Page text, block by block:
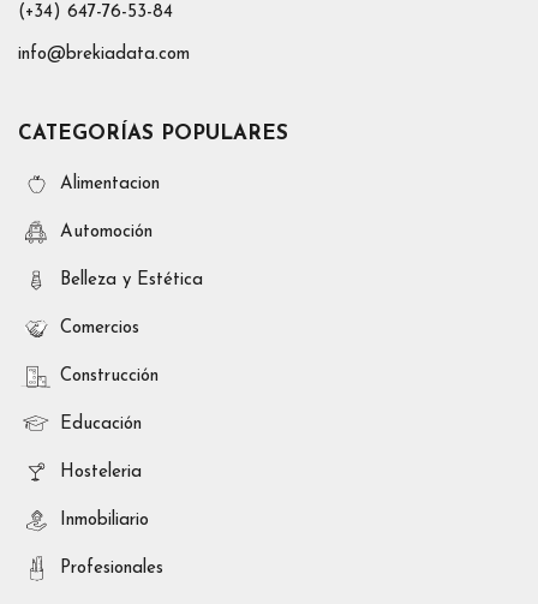
(+34) 647-76-53-84
info@brekiadata.com
CATEGORÍAS POPULARES
Alimentacion
Automoción
Belleza y Estética
Comercios
Construcción
Educación
Hosteleria
Inmobiliario
Profesionales